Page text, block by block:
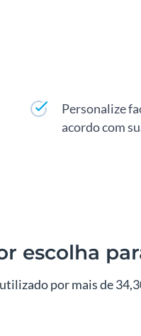
Personalize
acordo com
escolha
por mais de